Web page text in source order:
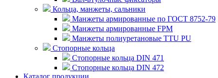
Кольца, манжеты, сальники
Манжеты армированные по ГОСТ 8752-79
Манжеты армированные FPM
Манжеты полиуретановые TTU PU
Стопорные кольца
Стопорные кольца DIN 471
Стопорные кольца DIN 472
Каталог продукции